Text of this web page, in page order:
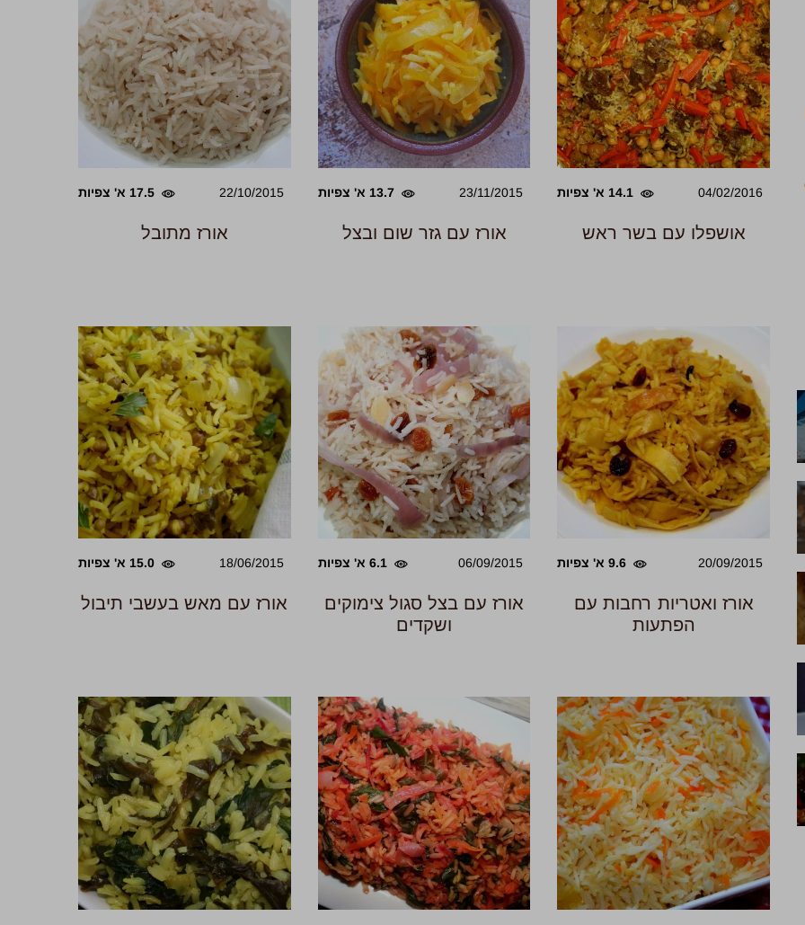
04/02/2016 14.1 א' צפיות
אושפלו עם בשר ראש
23/11/2015 13.7 א' צפיות
אורז עם גזר שום ובצל
22/10/2015 17.5 א' צפיות
אורז מתובל
20/09/2015 9.6 א' צפיות
אורז ואטריות רחבות עם
הפתעות
06/09/2015 6.1 א' צפיות
אורז עם בצל סגול צימוקים
ושקדים
18/06/2015 15.0 א' צפיות
אורז עם מאש בעשבי תיבול